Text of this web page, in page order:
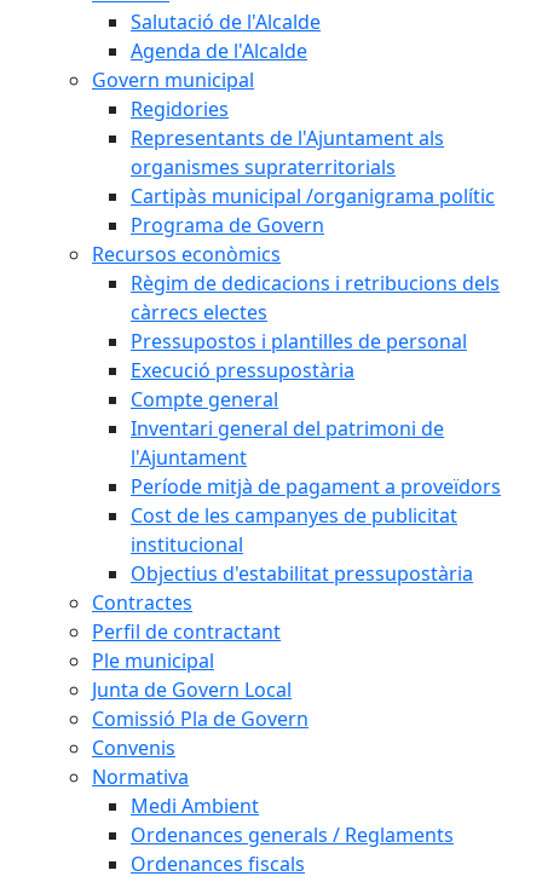
Salutació de l'Alcalde
Agenda de l'Alcalde
Govern municipal
Regidories
Representants de l'Ajuntament als
organismes supraterritorials
Cartipàs municipal /organigrama polític
Programa de Govern
Recursos econòmics
Règim de dedicacions i retribucions dels
càrrecs electes
Pressupostos i plantilles de personal
Execució pressupostària
Compte general
Inventari general del patrimoni de
l'Ajuntament
Període mitjà de pagament a proveïdors
Cost de les campanyes de publicitat
institucional
Objectius d'estabilitat pressupostària
Contractes
Perfil de contractant
Ple municipal
Junta de Govern Local
Comissió Pla de Govern
Convenis
Normativa
Medi Ambient
Ordenances generals / Reglaments
Ordenances fiscals